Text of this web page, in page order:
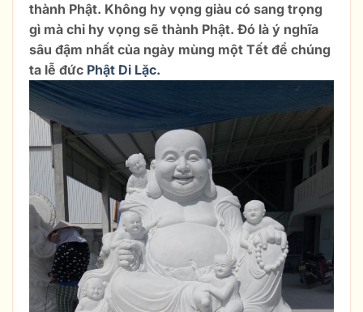
thành Phật. Không hy vọng giàu có sang trọng
gì mà chỉ hy vọng sẽ thành Phật. Đó là ý nghĩa
sâu đậm nhất của ngày mùng một Tết để chúng
ta lễ đức Phật Di Lặc.